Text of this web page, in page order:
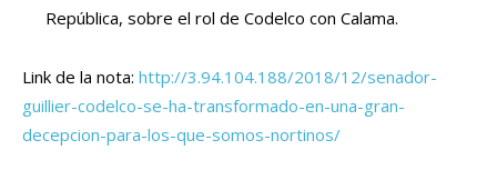
República, sobre el rol de Codelco con Calama.
Link de la nota: http://3.94.104.188/2018/12/senador-
guillier-codelco-se-ha-transformado-en-una-gran-
decepcion-para-los-que-somos-nortinos/